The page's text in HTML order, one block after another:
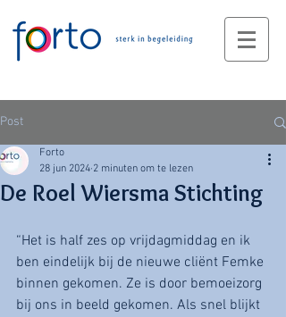
Post
De Roel Wiersma Stichting
Forto
28 jun 2024 2 minuten om te lezen
“Het is half zes op vrijdagmiddag en ik
ben eindelijk bij de nieuwe cliënt Femke
binnen gekomen. Ze is door bemoeizorg
bij ons in beeld gekomen. Als snel blijkt